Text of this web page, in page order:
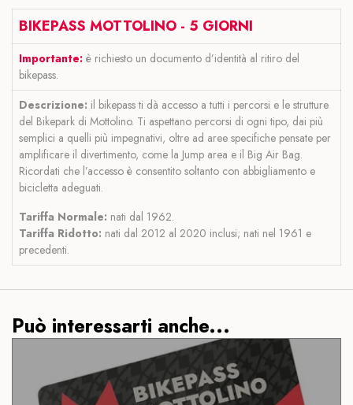
BIKEPASS MOTTOLINO - 5 GIORNI
Importante: è richiesto un documento d’identità al ritiro del
bikepass.
Descrizione: il bikepass ti dà accesso a tutti i percorsi e le strutture
del Bikepark di Mottolino. Ti aspettano percorsi di ogni tipo, dai più
semplici a quelli più impegnativi, oltre ad aree specifiche pensate per
amplificare il divertimento, come la Jump area e il Big Air Bag.
Ricordati che l’accesso è consentito soltanto con abbigliamento e
bicicletta adeguati.
Tariffa Normale: nati dal 1962.
Tariffa Ridotto: nati dal 2012 al 2020 inclusi; nati nel 1961 e
precedenti.
Può interessarti anche...